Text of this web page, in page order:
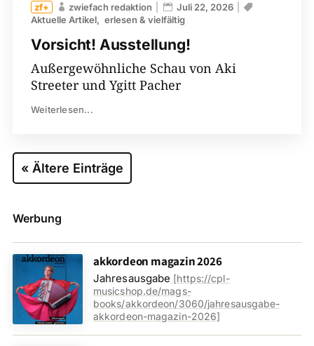
Vorsicht! Ausstellung!
zwiefach redaktion
Juli 22, 2026
Aktuelle Artikel
erlesen & vielfältig
Außergewöhnliche Schau von Aki
Streeter und Ygitt Pacher
Weiterlesen...
« Ältere Einträge
Werbung
akkordeon magazin 2026
Jahresausgabe [https://cpl-
musicshop.de/mags-
books/akkordeon/3060/jahresausgabe-
akkordeon-magazin-2026]